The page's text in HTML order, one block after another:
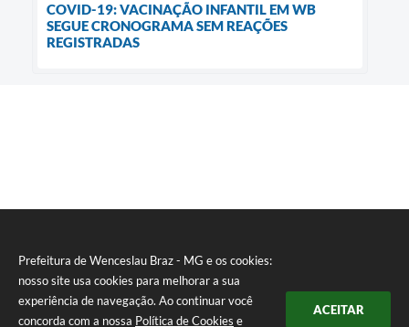
Prefeitura de Wenceslau Braz - MG e os cookies:
nosso site usa cookies para melhorar a sua
experiência de navegação. Ao continuar você
concorda com a nossa Política de Cookies e
ACEITAR
COVID-19: VACINAÇÃO INFANTIL EM WB
SEGUE CRONOGRAMA SEM REAÇÕES
REGISTRADAS